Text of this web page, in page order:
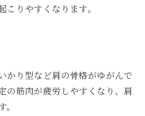
こりやすくなります。
かり型など肩の骨格がゆがんで
の筋肉が疲労しやすくなり、肩